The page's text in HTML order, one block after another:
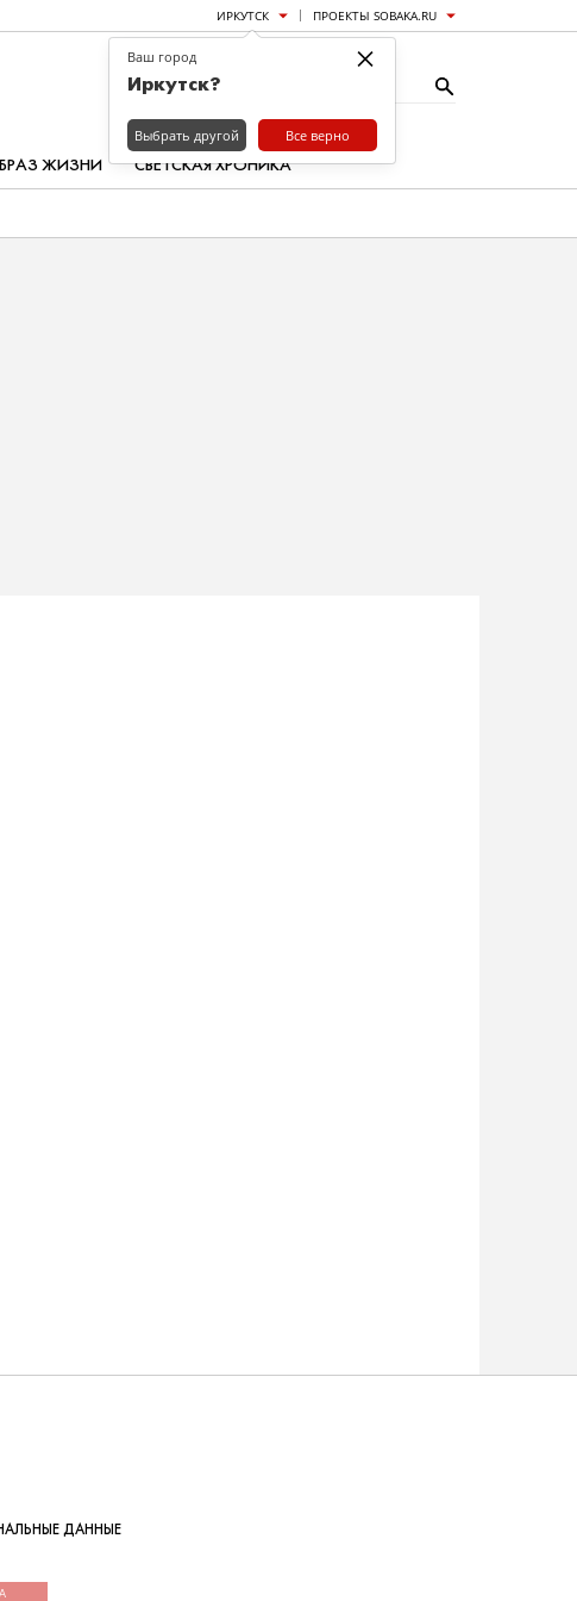
ИРКУТСК ПРОЕКТЫ SOBAKA.RU
ЖИЗНИ СВЕТСКАЯ ХРОНИКА
ДАННЫЕ
×
Ваш город
Иркутск?
Выбрать другой Все верно